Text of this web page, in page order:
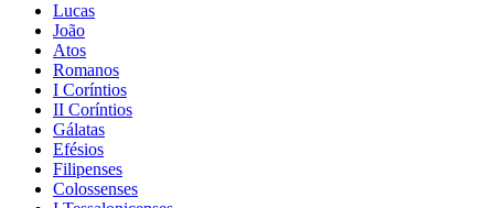
Lucas
João
Atos
Romanos
I Coríntios
II Coríntios
Gálatas
Efésios
Filipenses
Colossenses